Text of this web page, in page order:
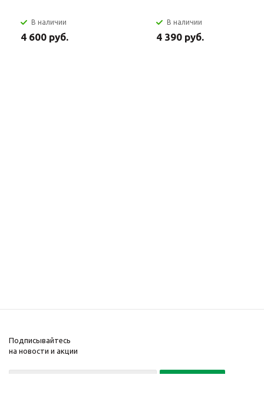
В наличии
4 600 руб.
В наличии
4 390 руб.
Подписывайтесь
на новости и акции